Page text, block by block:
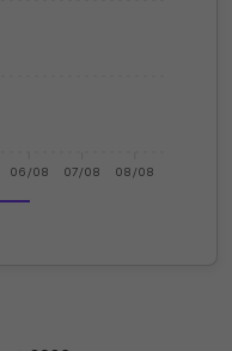
06/08 07/08 08/08